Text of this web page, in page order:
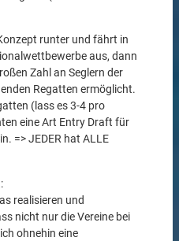
runter und fährt in
aus, dann
Zahl an Seglern der
Regatten ermöglicht.
(lass es 3-4 pro
eine Art Entry Draft für
=> JEDER hat ALLE
realisieren und
nicht nur die Vereine bei
ohnehin eine